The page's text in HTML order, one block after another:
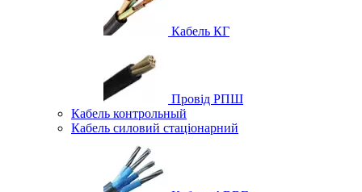
Кабель КГ
Провід РПШ
Кабель контрольный
Кабель силовий стаціонарний